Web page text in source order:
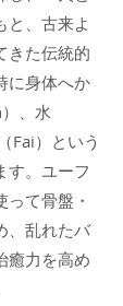
と、古来よ
きた伝統的
に身体へか
、水
Fai）という
す。ユーフ
て骨盤・
、乱れたバ
癒力を高め